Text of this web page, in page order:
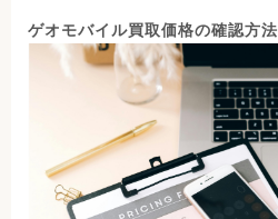
ゲオモバイル買取価格の確認方法